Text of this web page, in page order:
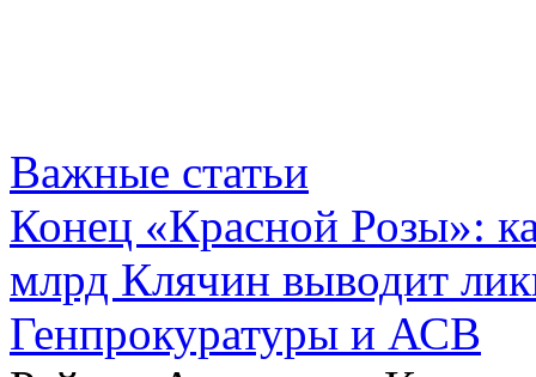
Важные статьи
Конец «Красной Розы»:
млрд Клячин выводит
Генпрокуратуры и АСВ